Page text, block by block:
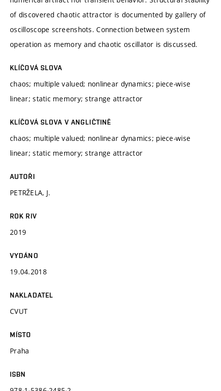
of discovered chaotic attractor is documented by gallery of
oscilloscope screenshots. Connection between system
operation as memory and chaotic oscillator is discussed.
KLÍČOVÁ SLOVA
chaos; multiple valued; nonlinear dynamics; piece-wise
linear; static memory; strange attractor
KLÍČOVÁ SLOVA V ANGLIČTINĚ
chaos; multiple valued; nonlinear dynamics; piece-wise
linear; static memory; strange attractor
AUTOŘI
PETRŽELA, J.
ROK RIV
2019
VYDÁNO
19.04.2018
NAKLADATEL
CVUT
MÍSTO
Praha
ISBN